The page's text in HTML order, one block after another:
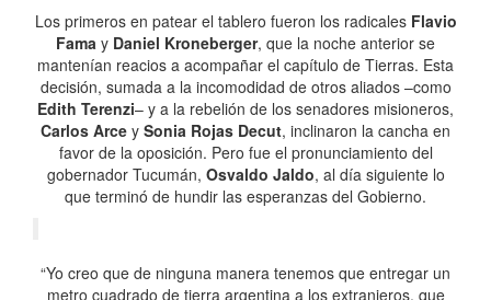
Los primeros en patear el tablero fueron los radicales Flavio
Fama y Daniel Kroneberger, que la noche anterior se
mantenían reacios a acompañar el capítulo de Tierras. Esta
decisión, sumada a la incomodidad de otros aliados –como
Edith Terenzi– y a la rebelión de los senadores misioneros,
Carlos Arce y Sonia Rojas Decut, inclinaron la cancha en
favor de la oposición. Pero fue el pronunciamiento del
gobernador Tucumán, Osvaldo Jaldo, al día siguiente lo
que terminó de hundir las esperanzas del Gobierno.
“Yo creo que de ninguna manera tenemos que entregar un
metro cuadrado de tierra argentina a los extranjeros, que